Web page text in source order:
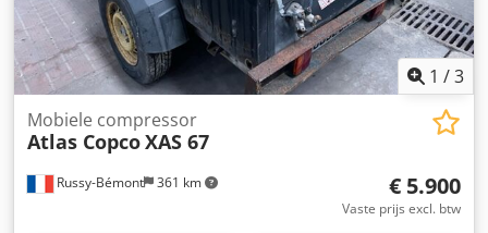
1 /3
Russy-Bémont 361 km
Mobiele compressor
Atlas CopcoXAS 67
€ 5.900
Vaste prijs excl. btw